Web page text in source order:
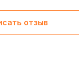
отзыв